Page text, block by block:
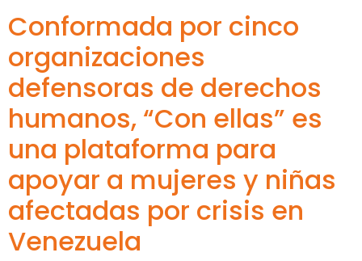
Conformada por cinco
organizaciones
defensoras de derechos
humanos, “Con ellas” es
una plataforma para
apoyar a mujeres y niñas
afectadas por crisis en
Venezuela